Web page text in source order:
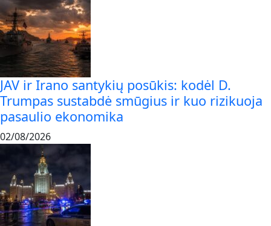
JAV ir Irano santykių posūkis: kodėl D.
Trumpas sustabdė smūgius ir kuo rizikuoja
pasaulio ekonomika
02/08/2026